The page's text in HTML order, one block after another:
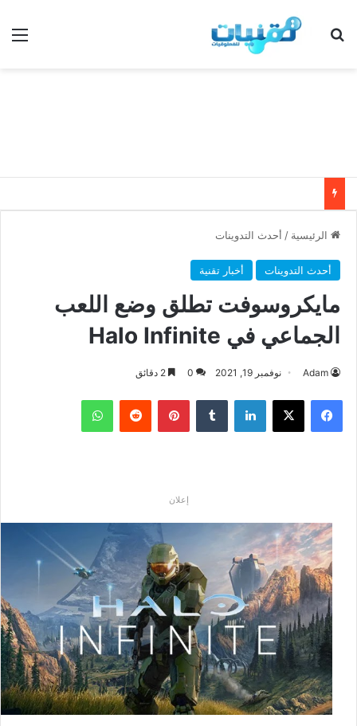
بحث عن
الرئيسية / أحدث التدوينات
أحدث التدوينات أخبار تقنية
مايكروسوفت تطلق وضع اللعب
الجماعي في Halo Infinite
Adam نوفمبر 19, 2021 0
فيسبوك ‫X لينكدإن بينتيريست واتساب
إعلان